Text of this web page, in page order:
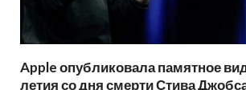
Apple опубликовала памятное
летия со дня смерти Стива